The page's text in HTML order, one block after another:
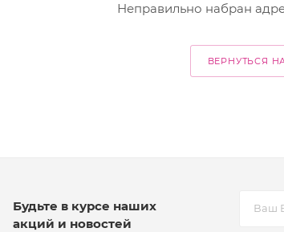
Неправильно набран
ВЕРНУТЬСЯ
Будьте в курсе наших
акций и новостей